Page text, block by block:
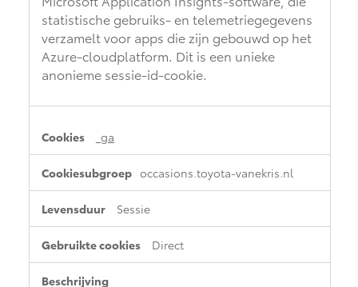
statistische gebruiks- en telemetriegegevens
verzamelt voor apps die zijn gebouwd op het
Azure-cloudplatform. Dit is een unieke
anonieme sessie-id-cookie.
_ga
occasions.toyota-vanekris.nl
Sessie
Direct